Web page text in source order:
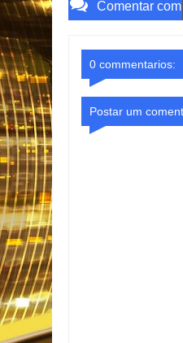
Comentar com
0 commentarios:
Postar um